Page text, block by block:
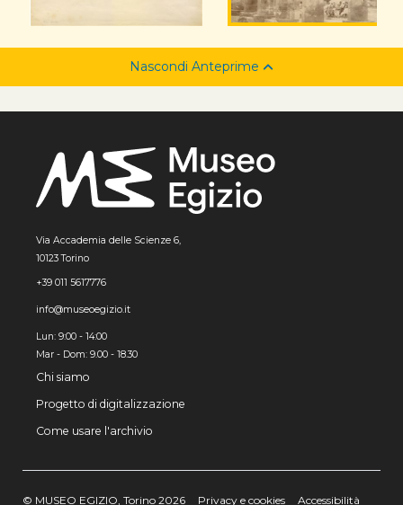
Nascondi Anteprime
Via Accademia delle Scienze 6,
10123 Torino
+39 011 5617776
info@museoegizio.it
Lun: 9:00 - 14:00
Mar - Dom: 9.00 - 18.30
Chi siamo
Progetto di digitalizzazione
Come usare l'archivio
© MUSEO EGIZIO, Torino 2026 Privacy e cookies Accessibilità